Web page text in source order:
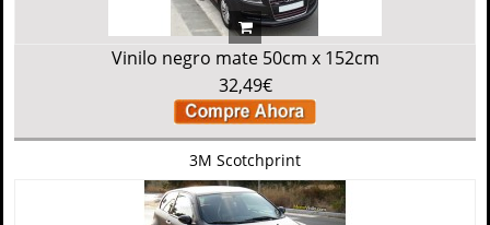
Vinilo negro mate 50cm x 152cm
32,49€
3M Scotchprint